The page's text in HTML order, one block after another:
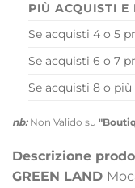
PIÙ ACQUISTI E
Se acquisti 4 o 5
Se acquisti 6 o 7
Se acquisti 8 o
nb:Non Valido su
Descrizione
GREEN LAND